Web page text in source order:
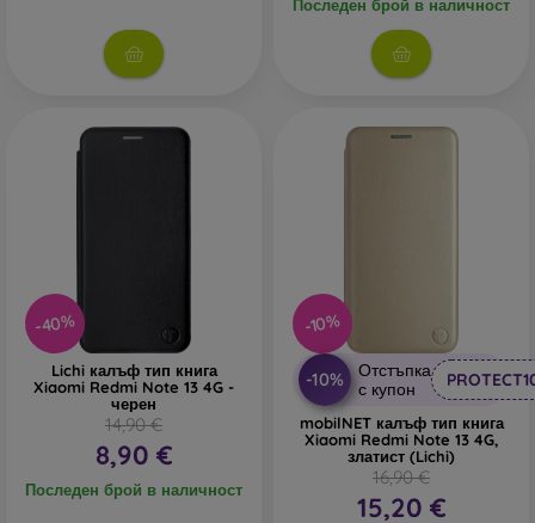
Последен брой в наличност
-40%
Lichi калъф тип книга
Xiaomi Redmi Note 13 4G -
черен
14,90 €
8,90 €
Последен брой в наличност
-10%
-10%
Отстъпка
с купон
mobilNET калъф тип книга
Xiaomi Redmi Note 13 4G,
златист (Lichi)
16,90 €
15,20 €